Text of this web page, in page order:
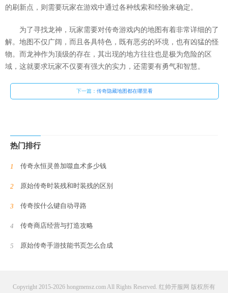
的刷新点，则需要玩家在游戏中通过各种线索和经验来确定。
为了寻找龙神，玩家需要对传奇游戏内的地图有着非常详细的了
解。地图不仅广阔，而且各具特色，既有恶劣的环境，也有凶猛的怪
物。而龙神作为顶级的存在，其出现的地方往往也是极为危险的区
域，这就要求玩家不仅要有强大的实力，还需要有勇气和智慧。
下一篇： 传奇隐藏地图都在哪里看
热门排行
传奇永恒灵兽加噬血术多少钱
原始传奇时装残和时装残的区别
传奇按什么键自动寻路
传奇商店经营与打造攻略
原始传奇手游技能书页怎么合成
Copyright 2015-2026 hongmensz.com All Rights Reserved. 红帅开服网 版权所有